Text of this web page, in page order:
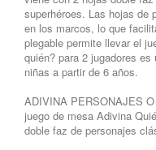
superhéroes. Las hojas de
en los marcos, lo que
plegable permite llevar el
quién? para 2 jugadores
niñas a partir de 6 años.
ADIVINA PERSONAJES
juego de mesa Adivina
doble faz de personajes